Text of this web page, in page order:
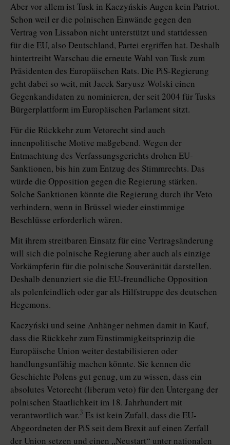
Aber vor allem ist Tusk in Ka­czyń­skis Augen kein Patriot.
Schon weil er die polnischen Einwände gegen den
Vertrag von Lissabon nicht unterstützt und stattdessen
für die EU, also Deutschland, Partei ergriffen hat. Deshalb
hintertreibt Warschau die erneute Wahl von Tusk zum
Präsidenten des Europäischen Rats. Die PiS-Regierung
geht dabei so weit, mit Jacek Saryusz-Wolski einen
Gegenkandidaten zu nominieren, der seit 2004 für Tusks
Bürgerplattform im Europäischen Parlament sitzt.
Für die Rückkehr zum Vetorecht sind auch
innenpolitische Motive maßgebend. Wegen der
Entmachtung des Verfassungsgerichts drohen EU-
Sanktionen, bis hin zum Entzug des Stimmrechts. Das
würde die Opposition gegen die Regierung stärken.
Solche Sanktionen könnte die Regierung durch ihr Veto
verhindern, wenn in Brüssel wieder einstimmige
Beschlüsse erforderlich wären.
Mit ihrem streitbaren Einsatz für eine Vertragsänderung
will sich die polnische Regierung aber auch als einzige
Vorkämpferin für die polnische Souveränität darstellen.
Deshalb denunziert sie die EU-freundliche Opposition
als polenfeindlich oder gar als Hilfstruppe des deutschen
Hegemons.
Kaczyński und seine Anhänger nehmen damit in Kauf,
dass die Rückkehr zum Einstimmigkeitsprinzip die
Europäische Union weiter destabilisieren oder
handlungsunfähig machen könnte. Sie kennen die
Geschichte Polens gut genug, um zu wissen, dass ein
absolutes Vetorecht (liberum veto) für den Untergang der
polnischen Staatlichkeit im 18. Jahrhundert mit
verantwortlich war.3 Es ist kein Zufall, dass die EU-
Abgeordneten der PiS seit dem Brexit auf einen Zerfall
der Union setzen und einen „Neustart“ unter nationalen